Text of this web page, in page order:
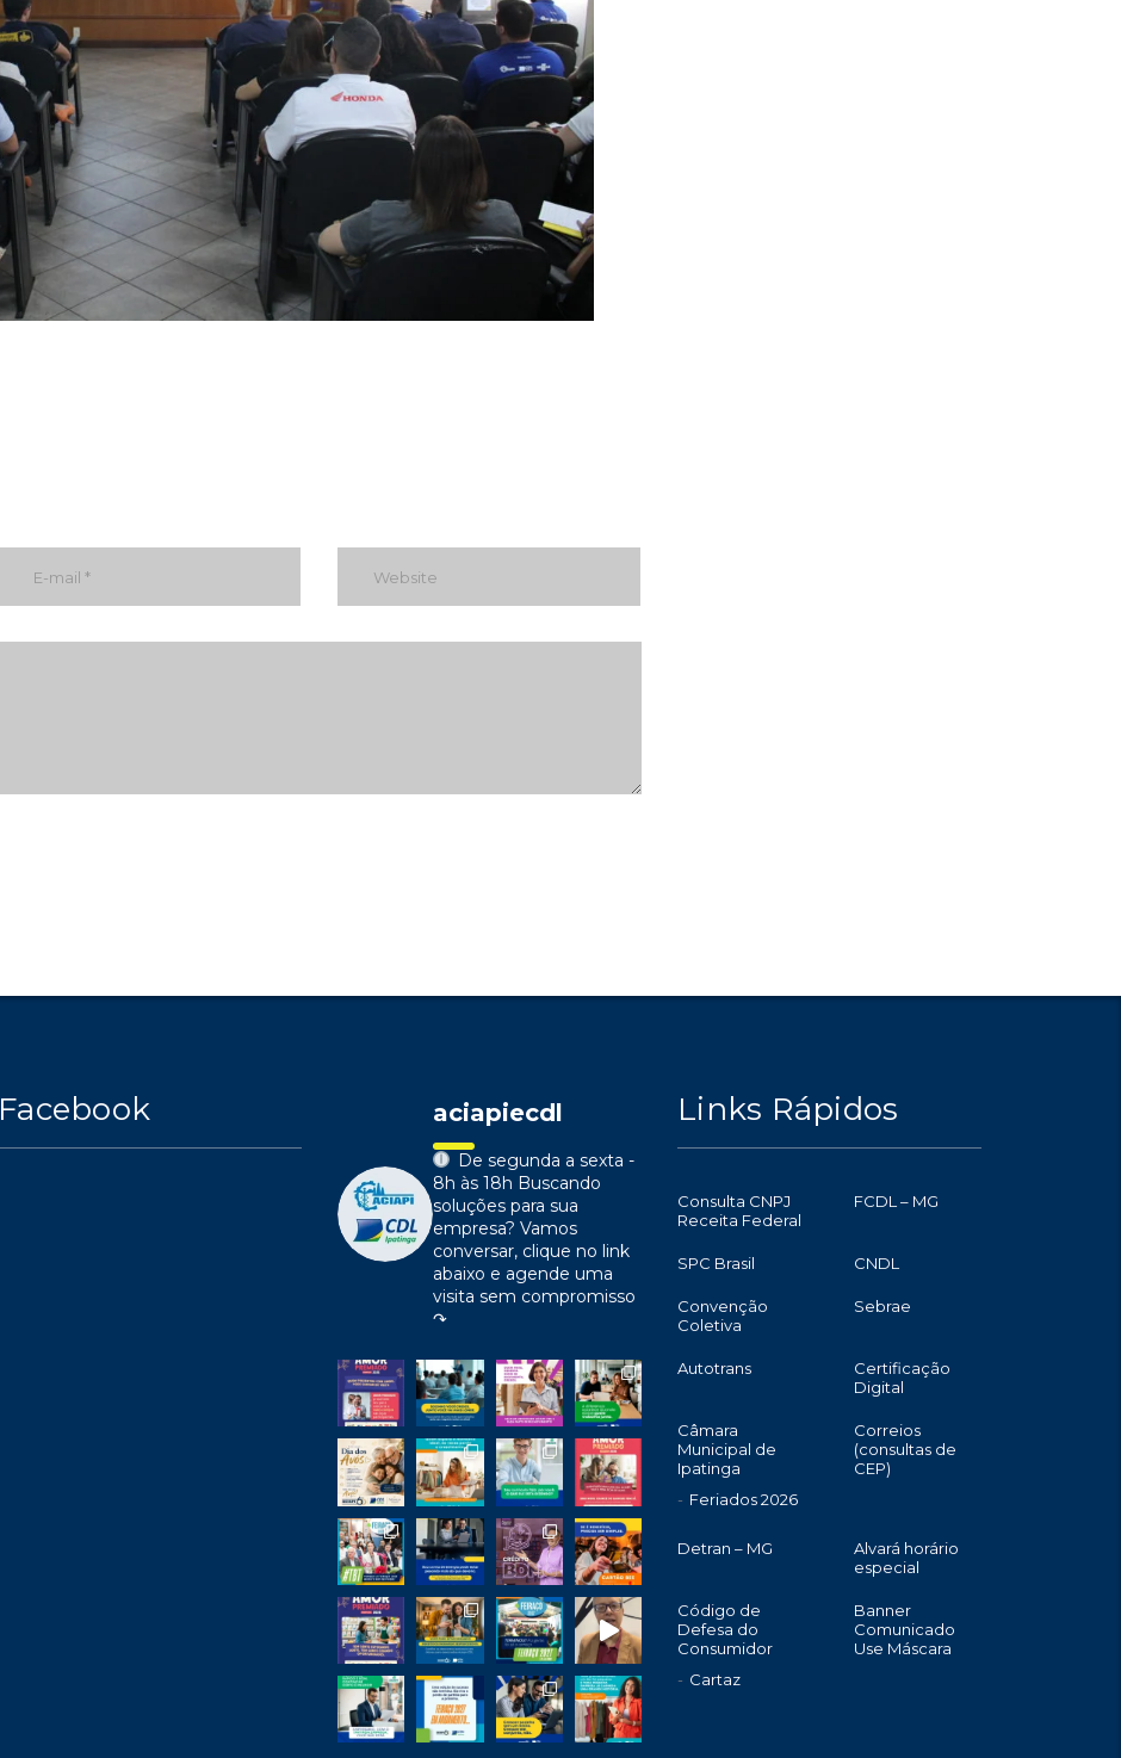
Facebook aciapiecdl
De segunda a sexta -
8h às 18h Buscando
soluções para sua
empresa? Vamos
conversar, clique no link
abaixo e agende uma
visita sem compromisso
↷
Links Rápidos
Consulta CNPJ
Receita Federal
FCDL – MG
SPC Brasil CNDL
Convenção
Coletiva
Sebrae
Autotrans
Certificação
Digital
Câmara
Municipal de
Ipatinga
Feriados 2026
Correios
(consultas de
CEP)
Detran – MG
Alvará horário
especial
Código de
Defesa do
Consumidor
Cartaz
Banner
Comunicado
Use Máscara